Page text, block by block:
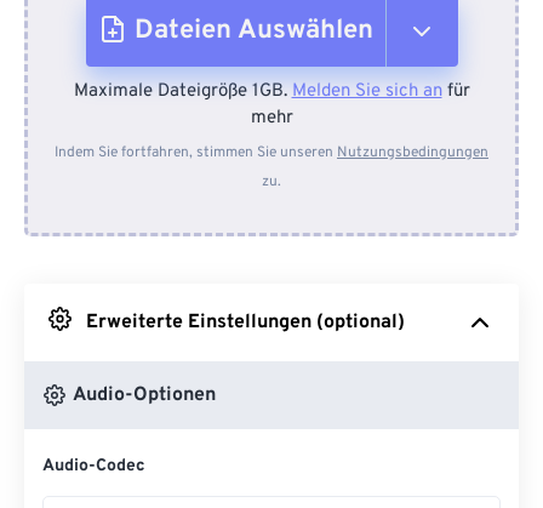
Dateien Auswählen
Vom Gerät
Von Dropbox
Maximale Dateigröße 1GB.Melden Sie sich anfür
mehr
Indem Sie fortfahren, stimmen Sie unseren Nutzungsbedingungen
zu.
Erweiterte Einstellungen (optional)
Audio-Optionen
Audio-Codec